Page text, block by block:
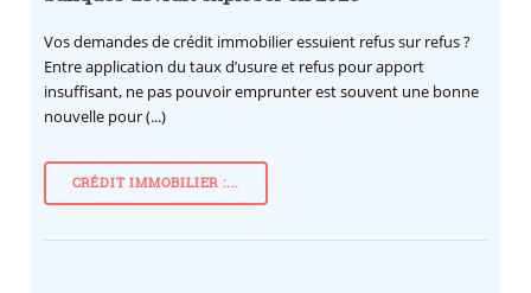
Vos demandes de crédit immobilier essuient refus sur refus ?
Entre application du taux d’usure et refus pour apport
insuffisant, ne pas pouvoir emprunter est souvent une bonne
nouvelle pour (...)
CRÉDIT IMMOBILIER :...